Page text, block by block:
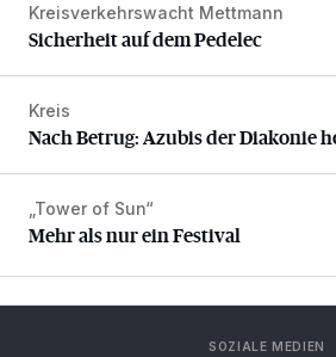
Sicherheit auf dem Pedelec
Kreisverkehrswacht Mettmann
Sicherheit auf dem Pedelec
Nach Betrug: Azubis der Diakonie
Kreis
Nach Betrug: Azubis der Diakonie
Mehr als nur ein Festival
„Tower of Sun“
Mehr als nur ein Festival
SOZIALE MEDIEN